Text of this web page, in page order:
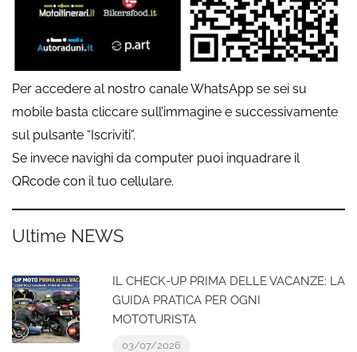
Per accedere al nostro canale WhatsApp se sei su
mobile basta cliccare sull’immagine e successivamente
sul pulsante “Iscriviti”.
Se invece navighi da computer puoi inquadrare il
QRcode con il tuo cellulare.
Ultime NEWS
IL CHECK-UP PRIMA DELLE VACANZE: LA
GUIDA PRATICA PER OGNI
MOTOTURISTA
03/07/2026